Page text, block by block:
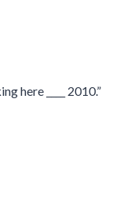
here ____ 2010.”